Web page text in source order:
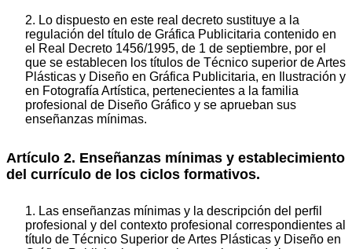
2. Lo dispuesto en este real decreto sustituye a la
regulación del título de Gráfica Publicitaria contenido en
el Real Decreto 1456/1995, de 1 de septiembre, por el
que se establecen los títulos de Técnico superior de Artes
Plásticas y Diseño en Gráfica Publicitaria, en Ilustración y
en Fotografía Artística, pertenecientes a la familia
profesional de Diseño Gráfico y se aprueban sus
enseñanzas mínimas.
Artículo 2. Enseñanzas mínimas y establecimiento
del currículo de los ciclos formativos.
1. Las enseñanzas mínimas y la descripción del perfil
profesional y del contexto profesional correspondientes al
título de Técnico Superior de Artes Plásticas y Diseño en